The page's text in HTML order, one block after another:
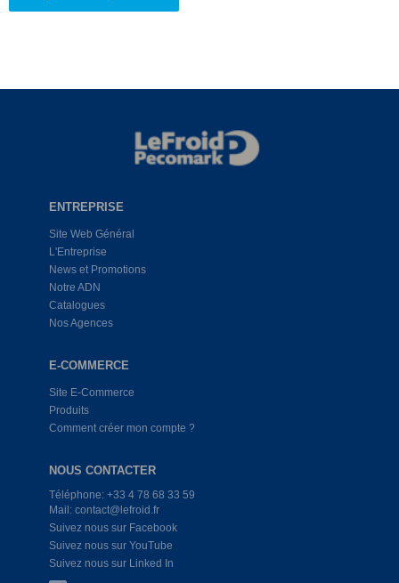
ENTREPRISE
Site Web Général
L'Entreprise
News et Promotions
Notre ADN
Catalogues
Nos Agences
E-COMMERCE
Site E-Commerce
Produits
Comment créer mon compte ?
NOUS CONTACTER
Téléphone: +33 4 78 68 33 59
Mail: contact@lefroid.fr
Suivez nous sur Facebook
Suivez nous sur YouTube
Suivez nous sur Linked In